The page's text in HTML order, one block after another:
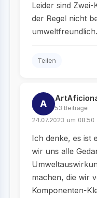
Leider sind
der Regel nicht
umweltfreundlich.
Teilen
A 53 Beiträge
24.07.2023 um 08:50
Ich denke, es ist
wir uns alle
machen, die wir
Komponenten-